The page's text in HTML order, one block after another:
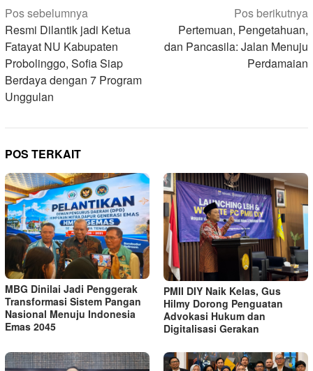
Navigasi
pos
Pos sebelumnya
Resmi Dilantik jadi Ketua
Fatayat NU Kabupaten
Probolinggo, Sofia Siap
Berdaya dengan 7 Program
Unggulan
Pos berikutnya
Pertemuan, Pengetahuan,
dan Pancasila: Jalan Menuju
Perdamaian
POS TERKAIT
MBG Dinilai Jadi Penggerak
Transformasi Sistem Pangan
Nasional Menuju Indonesia
Emas 2045
PMII DIY Naik Kelas, Gus
Hilmy Dorong Penguatan
Advokasi Hukum dan
Digitalisasi Gerakan